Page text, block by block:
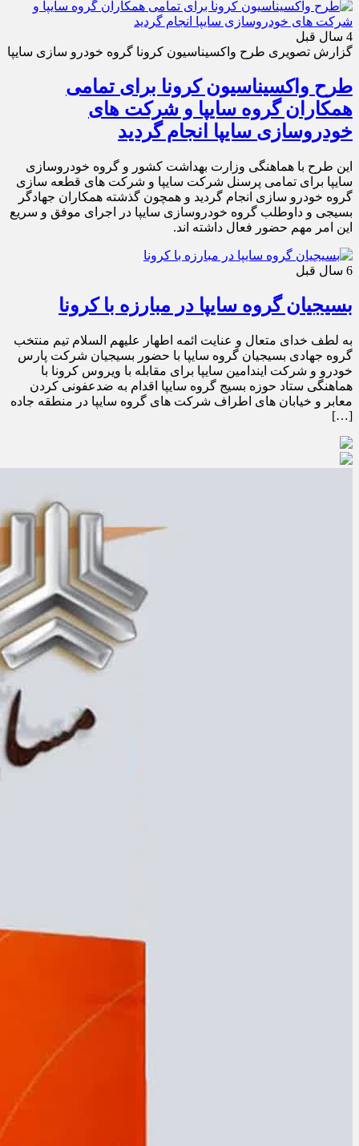
4 سال قبل
گزارش تصویری طرح واکسیناسیون کرونا گروه خودرو سازی سایپا
طرح واکسیناسیون کرونا برای تمامی
همکاران گروه سایپا و شرکت های
خودروسازی سایپا انجام گردید
این طرح با هماهنگی وزارت بهداشت کشور و گروه خودروسازی
سایپا برای تمامی پرسنل شرکت سایپا و شرکت های قطعه سازی
گروه خودرو سازی انجام گردید و همچون گذشته همکاران جهادگر
بسیجی و داوطلب گروه خودروسازی سایپا در اجرای موفق و سریع
این امر مهم حضور فعال داشته اند.
6 سال قبل
بسیجیان گروه سایپا در مبارزه با کرونا
به لطف خدای متعال و عنایت ائمه اطهار علیهم السلام تیم منتخب
گروه جهادی بسیجیان گروه سایپا با حضور بسیجیان شرکت پارس
خودرو و شرکت ایندامین سایپا برای مقابله با ویروس کرونا با
هماهنگی ستاد حوزه بسیج گروه سایپا اقدام به ضدعفونی کردن
معابر و خیابان های اطراف شرکت های گروه سایپا در منطقه جاده
[…]